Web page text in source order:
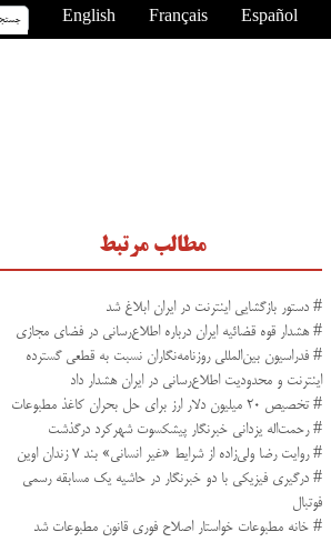
English Français Español
مطالب مرتبط
# دستور بازگشایی اینترنت در ایران ابلاغ شد
# هشدار قوه قضائیه ایران درباره اطلاع‌رسانی در فضای مجازی
# فدراسیون بین‌المللی روزنامه‌نگاران نسبت به قطعی گسترده
اینترنت و محدودیت اطلاع‌رسانی در ایران هشدار داد
# تخصیص ۲۰ میلیون دلار ارز برای حل بحران کاغذ مطبوعات
# رحمت‌اله یزدانی خبرنگار پیشکسوت شهرکرد درگذشت
# روایت رضا ولی‌زاده از شرایط «غیر انسانی» بند ۷ زندان اوین
# درگیری فیزیکی با دو خبرنگار در حاشیه یک مسابقه رسمی
فوتبال
# خانه مطبوعات خواستار اصلاح فوری قانون مطبوعات شد